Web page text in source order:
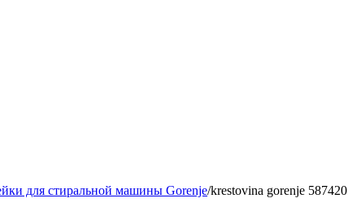
для стиральной машины Gorenje/krestovina gorenje 587420